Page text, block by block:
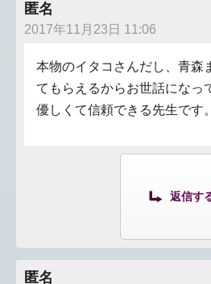
匿名
2017年11月23日 11:06
本物のイタコさんだし、青森
てもらえるからお世話になっ
優しくて信頼できる先生です。
返信す
匿名